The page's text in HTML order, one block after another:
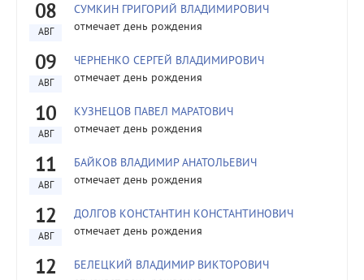
08
АВГ
СУМКИН ГРИГОРИЙ ВЛАДИМИРОВИЧ
отмечает день рождения
09
АВГ
ЧЕРНЕНКО СЕРГЕЙ ВЛАДИМИРОВИЧ
отмечает день рождения
10
АВГ
КУЗНЕЦОВ ПАВЕЛ МАРАТОВИЧ
отмечает день рождения
11
АВГ
БАЙКОВ ВЛАДИМИР АНАТОЛЬЕВИЧ
отмечает день рождения
12
АВГ
ДОЛГОВ КОНСТАНТИН КОНСТАНТИНОВИЧ
отмечает день рождения
12
БЕЛЕЦКИЙ ВЛАДИМИР ВИКТОРОВИЧ